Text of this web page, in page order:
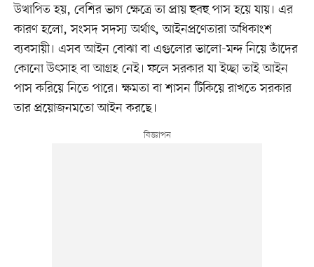
উত্থাপিত হয়, বেশির ভাগ ক্ষেত্রে তা প্রায় হুবহু পাস হয়ে যায়। এর
কারণ হলো, সংসদ সদস্য অর্থাৎ, আইনপ্রণেতারা অধিকাংশ
ব্যবসায়ী। এসব আইন বোঝা বা এগুলোর ভালো-মন্দ নিয়ে তাঁদের
কোনো উৎসাহ বা আগ্রহ নেই। ফলে সরকার যা ইচ্ছা তাই আইন
পাস করিয়ে নিতে পারে। ক্ষমতা বা শাসন টিকিয়ে রাখতে সরকার
তার প্রয়োজনমতো আইন করছে।